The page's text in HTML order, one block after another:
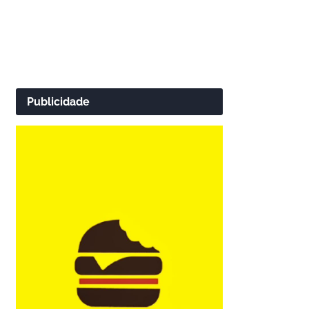
Publicidade